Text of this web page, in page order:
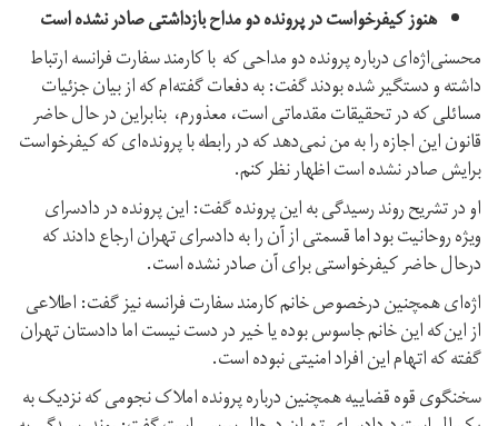
هنوز کیفرخواست در پرونده دو مداح بازداشتی صادر نشده است
محسنی‌اژه‌ای درباره پرونده دو مداحی که با کارمند سفارت فرانسه ارتباط
داشته و دستگیر شده بودند گفت: به دفعات گفته‌ام که از بیان جزئیات
مسائلی که در تحقیقات مقدماتی است، معذورم، بنابراین در حال حاضر
قانون این اجازه را به من نمی‌دهد که در رابطه با پرونده‌ای که کیفرخواست
برایش صادر نشده است اظهار نظر کنم.
او در تشریح روند رسیدگی به این پرونده گفت: این پرونده در دادسرای
ویژه روحانیت بود اما قسمتی از آن را به دادسرای تهران ارجاع دادند که
درحال حاضر کیفرخواستی برای آن صادر نشده است.
اژه‌ای همچنین درخصوص خانم کارمند سفارت فرانسه نیز گفت: اطلاعی
از این‌که این خانم جاسوس بوده یا خیر در دست نیست اما دادستان تهران
گفته که اتهام این افراد امنیتی نبوده است.
سخنگوی قوه قضاییه همچنین درباره پرونده املاک نجومی که نزدیک به